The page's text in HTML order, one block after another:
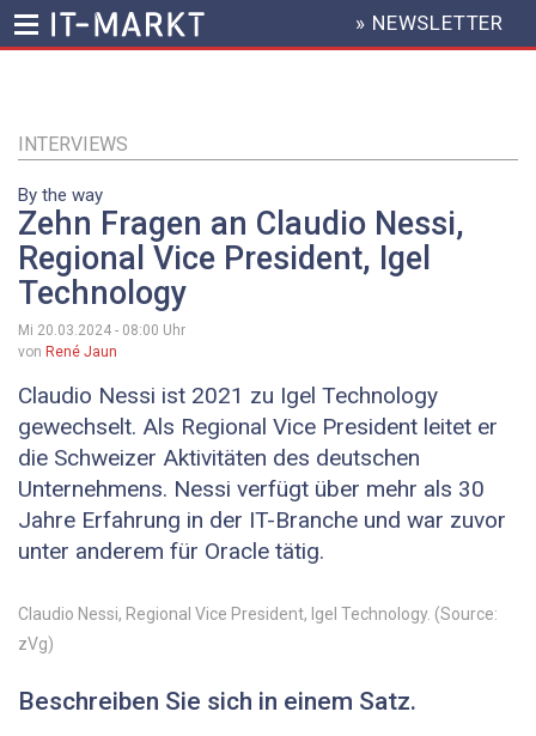
Inhalt
HEADER
MENU
» NEWSLETTER
INTERVIEWS
By the way
Zehn Fragen an Claudio Nessi,
Regional Vice President, Igel
Technology
Mi 20.03.2024 - 08:00 Uhr
von René Jaun
Claudio Nessi ist 2021 zu Igel Technology
gewechselt. Als Regional Vice President leitet er
die Schweizer Aktivitäten des deutschen
Unternehmens. Nessi verfügt über mehr als 30
Jahre Erfahrung in der IT-Branche und war zuvor
unter anderem für Oracle tätig.
Claudio Nessi, Regional Vice President, Igel Technology. (Source:
zVg)
Beschreiben Sie sich in einem Satz.